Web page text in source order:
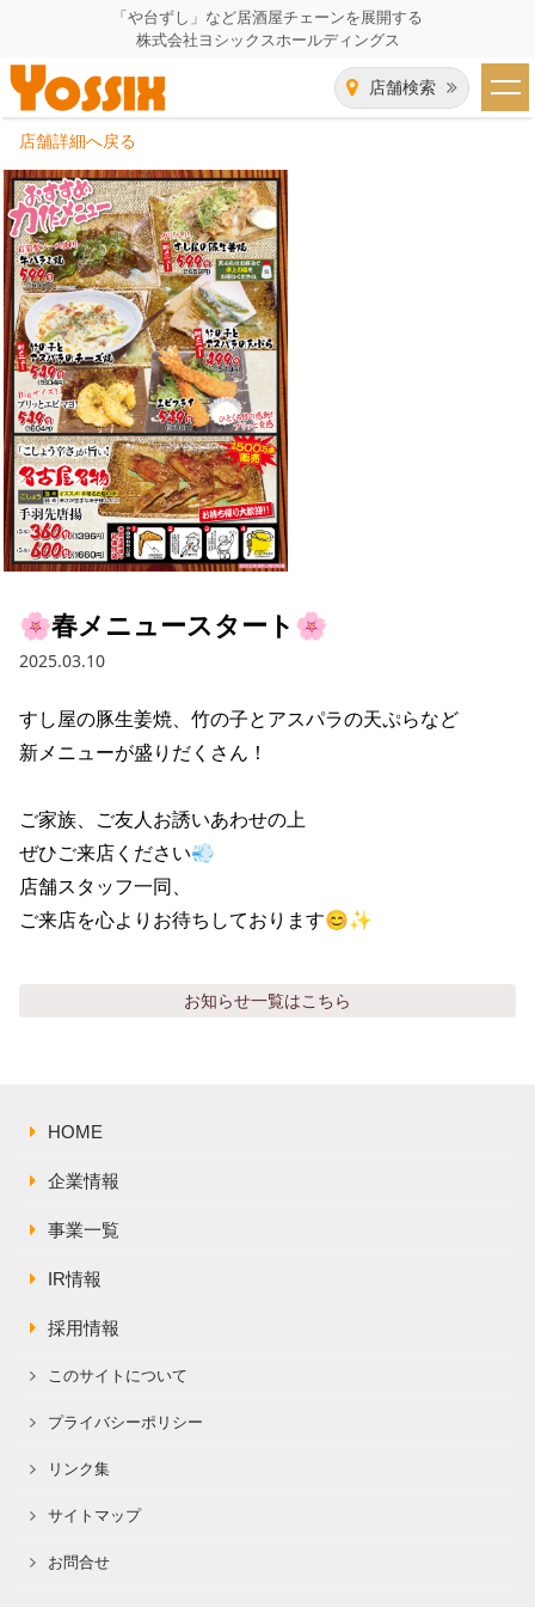
「や台ずし」など居酒屋チェーンを展開する
株式会社ヨシックスホールディングス
店舗検索
HOME
企業情報
企業情報トップ
代表者あいさつ
グループ会社
会社概要
沿革
経営陣
所在地
事業一覧
飲食事業紹介
飲食事業紹介トップ
や台ずし
ニパチ
これや
焼とりてっぱん
や台や
海老どて食堂
IR（株主・投資家）情報
IR情報トップ
会長メッセージ
コーポレートガバナンス
業績推移
株式情報
IRライブラリ
IRライブラリトップ
決算短信
有価証券報告書等法定開示資料
その他IR資料
IRカレンダー
株価情報
IRお問い合わせ
採用情報
採用情報トップ
パート・アルバイト
店舗物件・店舗施工管理業者の募集
お問い合わせ
IRお問い合わせ
プライバシーポリシー
リンク集
サイトマップ
店舗詳細へ戻る
🌸春メニュースタート🌸
2025.03.10
すし屋の豚生姜焼、竹の子とアスパラの天ぷらなど
新メニューが盛りだくさん！
ご家族、ご友人お誘いあわせの上
ぜひご来店ください💨
店舗スタッフ一同、
ご来店を心よりお待ちしております😊✨
お知らせ一覧はこちら
HOME
企業情報
事業一覧
IR情報
採用情報
このサイトについて
プライバシーポリシー
リンク集
サイトマップ
お問合せ